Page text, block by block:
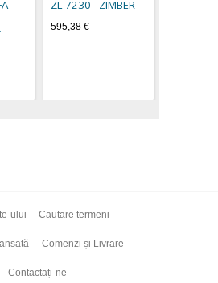
ZL-7230 - ZIMBER
595,38 €
ului Cautare termeni
Comenzi și Livrare
Contactați-ne